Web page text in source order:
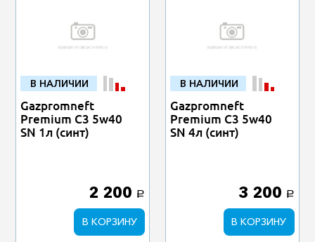
В НАЛИЧИИ
Gazpromneft
Premium C3 5w40
SN 1л (синт)
2 200 a
В КОРЗИНУ
В НАЛИЧИИ
Gazpromneft
Premium C3 5w40
SN 4л (синт)
3 200 a
В КОРЗИНУ